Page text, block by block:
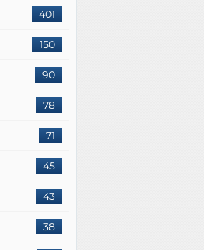
401
150
90
78
71
45
43
38